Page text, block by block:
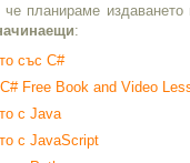
планираме издаването
:
със C#
Free Book and Video
с Java
с JavaScript